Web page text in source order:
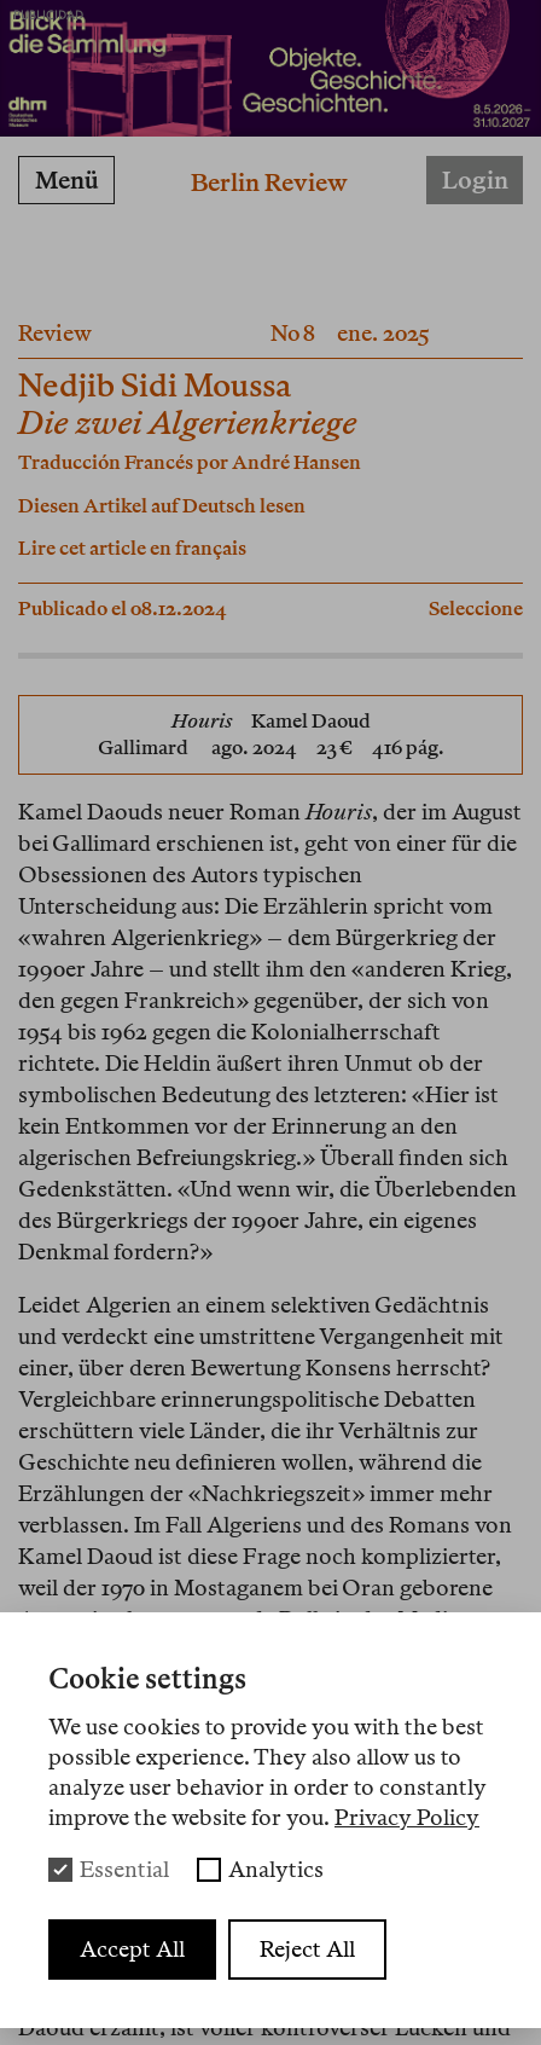
PUBLICIDAD
Berlin Review
Menü Login
Review No 8 ene. 2025
Nedjib Sidi Moussa
Die zwei Algerienkriege
Traducción Francés porAndré Hansen
Diesen Artikel auf Deutsch lesen
Lire cet article en français
Publicado el 08.12.2024 Seleccione
Houris
Kamel Daoud
Gallimard
ago. 2024 23 € 416 pág.
Kamel Daouds neuer RomanHouris, der im August
bei Gallimard erschienen ist, geht von einer für die
Obsessionen des Autors typischen
Unterscheidung aus: Die Erzählerin spricht vom
«wahren Algerienkrieg» – dem Bürgerkrieg der
1990er Jahre – und stellt ihm den «anderen Krieg,
den gegen Frankreich» gegenüber, der sich von
1954 bis 1962 gegen die Kolonialherrschaft
richtete. Die Heldin äußert ihren Unmut ob der
symbolischen Bedeutung des letzteren: «Hier ist
kein Entkommen vor der Erinnerung an den
algerischen Befreiungskrieg.» Überall finden sich
Gedenkstätten. «Und wenn wir, die Überlebenden
des Bürgerkriegs der 1990er Jahre, ein eigenes
Denkmal fordern?»
Leidet Algerien an einem selektiven Gedächtnis
und verdeckt eine umstrittene Vergangenheit mit
einer, über deren Bewertung Konsens herrscht?
Vergleichbare erinnerungspolitische Debatten
erschüttern viele Länder, die ihr Verhältnis zur
Geschichte neu definieren wollen, während die
Erzählungen der «Nachkriegszeit» immer mehr
verblassen. Im Fall Algeriens und des Romans von
Kamel Daoud ist diese Frage noch komplizierter,
weil der 1970 in Mostaganem bei Oran geborene
Autor eine herausragende Rolle in der Medien-
Kolonialmacht Frankreich spielt, deren
Staatsbürger er geworden ist und auf deren
Territorium er lebt.
Houris
war eines der
meistdiskutierten Bücher im literarischen Herbst
2024 und wurde von der französischen Kritik mit
Seiten-Roman mit dem Prix Goncourt
vergehende Vergangenheit» ist nun möglich? Das
Daoud erzählt, ist voller kontroverser Lücken und
Cookie settings
We use cookies to provide you with the best
possible experience. They also allow us to
analyze user behavior in order to constantly
improve the website for you. Privacy Policy
Essential Analytics
Accept All Reject All